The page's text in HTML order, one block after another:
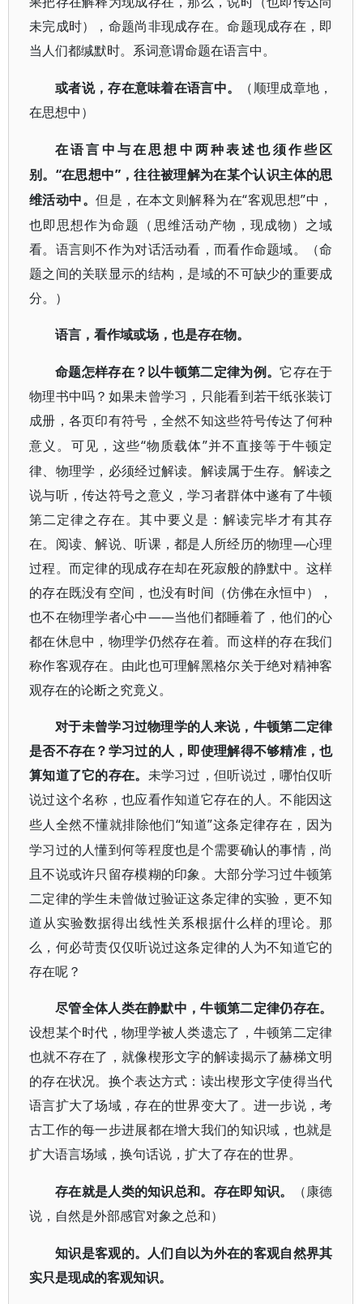
未完成时），命题尚非现成存在。命题现成存在，即
当人们都缄默时。系词意谓命题在语言中。
或者说，存在意味着在语言中。
（顺理成章地，
在思想中）
在语言中与在思想中两种表述也须作些区
别。 “在思想中”，往往被理解为在某个认识主体的思
维活动中。但是，在本文则解释为在“客观思想”中，
也即思想作为命题（思维活动产物，现成物）之域
看。语言则不作为对话活动看，而看作命题域。（命
题之间的关联显示的结构，是域的不可缺少的重要成
分。）
语言，看作域或场，也是存在物。
命题怎样存在？以牛顿第二定律为例。它存在于
物理书中吗？如果未曾学习，只能看到若干纸张装订
成册，各页印有符号，全然不知这些符号传达了何种
意义。可见，这些“物质载体”并不直接等于牛顿定
律、物理学，必须经过解读。解读属于生存。解读之
说与听，传达符号之意义，学习者群体中遂有了牛顿
第二定律之存在。其中要义是：解读完毕才有其存
在。阅读、解说、听课，都是人所经历的物理—心理
过程。而定律的现成存在却在死寂般的静默中。这样
的存在既没有空间，也没有时间（仿佛在永恒中），
也不在物理学者心中——当他们都睡着了，他们的心
都在休息中，物理学仍然存在着。而这样的存在我们
称作客观存在。由此也可理解黑格尔关于绝对精神客
观存在的论断之究竟义。
对于未曾学习过物理学的人来说，牛顿第二定律
是否不存在？学习过的人，即使理解得不够精准，也
算知道了它的存在。 未学习过，但听说过，哪怕仅听
说过这个名称，也应看作知道它存在的人。不能因这
些人全然不懂就排除他们“知道”这条定律存在，因为
学习过的人懂到何等程度也是个需要确认的事情，尚
且不说或许只留存模糊的印象。大部分学习过牛顿第
二定律的学生未曾做过验证这条定律的实验，更不知
道从实验数据得出线性关系根据什么样的理论。那
么，何必苛责仅仅听说过这条定律的人为不知道它的
存在呢？
尽管全体人类在静默中，牛顿第二定律仍存在。
设想某个时代，物理学被人类遗忘了，牛顿第二定律
也就不存在了，就像楔形文字的解读揭示了赫梯文明
的存在状况。换个表达方式：读出楔形文字使得当代
语言扩大了场域，存在的世界变大了。进一步说，考
古工作的每一步进展都在增大我们的知识域，也就是
扩大语言场域，换句话说，扩大了存在的世界。
存在就是人类的知识总和。存在即知识。
（康德
说，自然是外部感官对象之总和）
知识是客观的。人们自以为外在的客观自然界其
实只是现成的客观知识。